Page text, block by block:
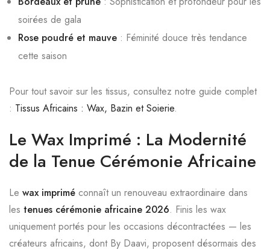
soirées de gala
Rose poudré et mauve : Féminité douce très tendance
cette saison
Pour tout savoir sur les tissus, consultez notre guide complet
: Tissus Africains : Wax, Bazin et Soierie.
Le Wax Imprimé : La Modernité
de la Tenue Cérémonie Africaine
Le wax imprimé connaît un renouveau extraordinaire dans
les tenues cérémonie africaine 2026. Finis les wax
uniquement portés pour les occasions décontractées — les
créateurs africains, dont By Daavi, proposent désormais des